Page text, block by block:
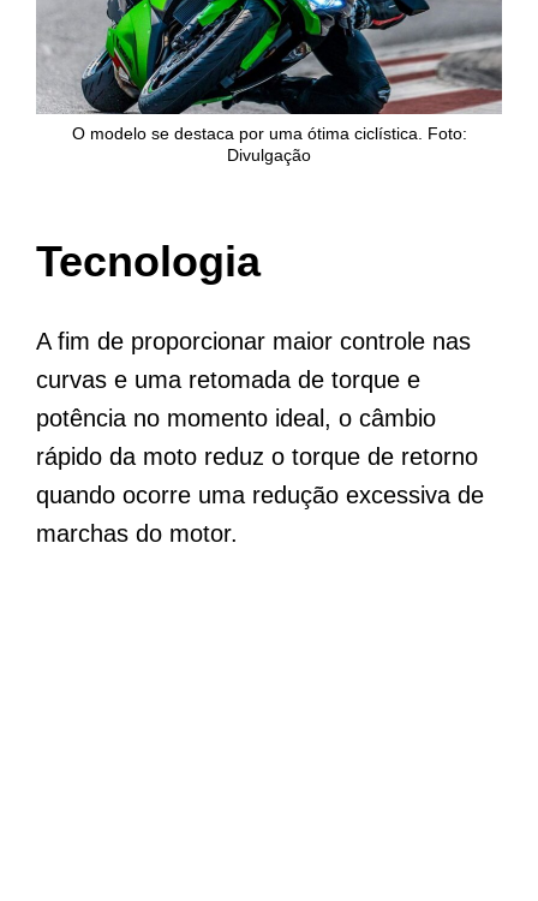
O modelo se destaca por uma ótima ciclística. Foto:
Divulgação
Tecnologia
A fim de proporcionar maior controle nas
curvas e uma retomada de torque e
potência no momento ideal, o câmbio
rápido da moto reduz o torque de retorno
quando ocorre uma redução excessiva de
marchas do motor.